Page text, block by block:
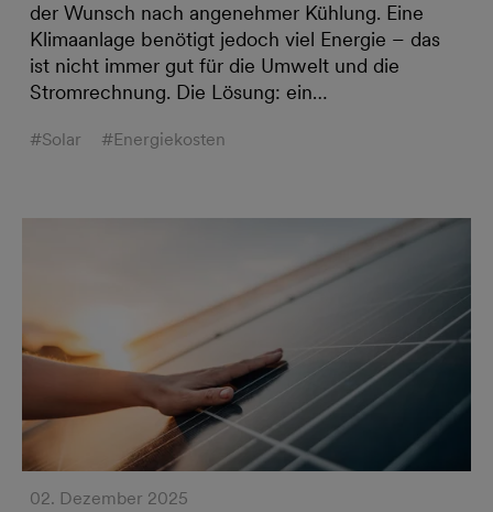
der Wunsch nach angenehmer Kühlung. Eine
Klimaanlage benötigt jedoch viel Energie – das
ist nicht immer gut für die Umwelt und die
Stromrechnung. Die Lösung: ein…
#Solar #Energiekosten
02. Dezember 2025